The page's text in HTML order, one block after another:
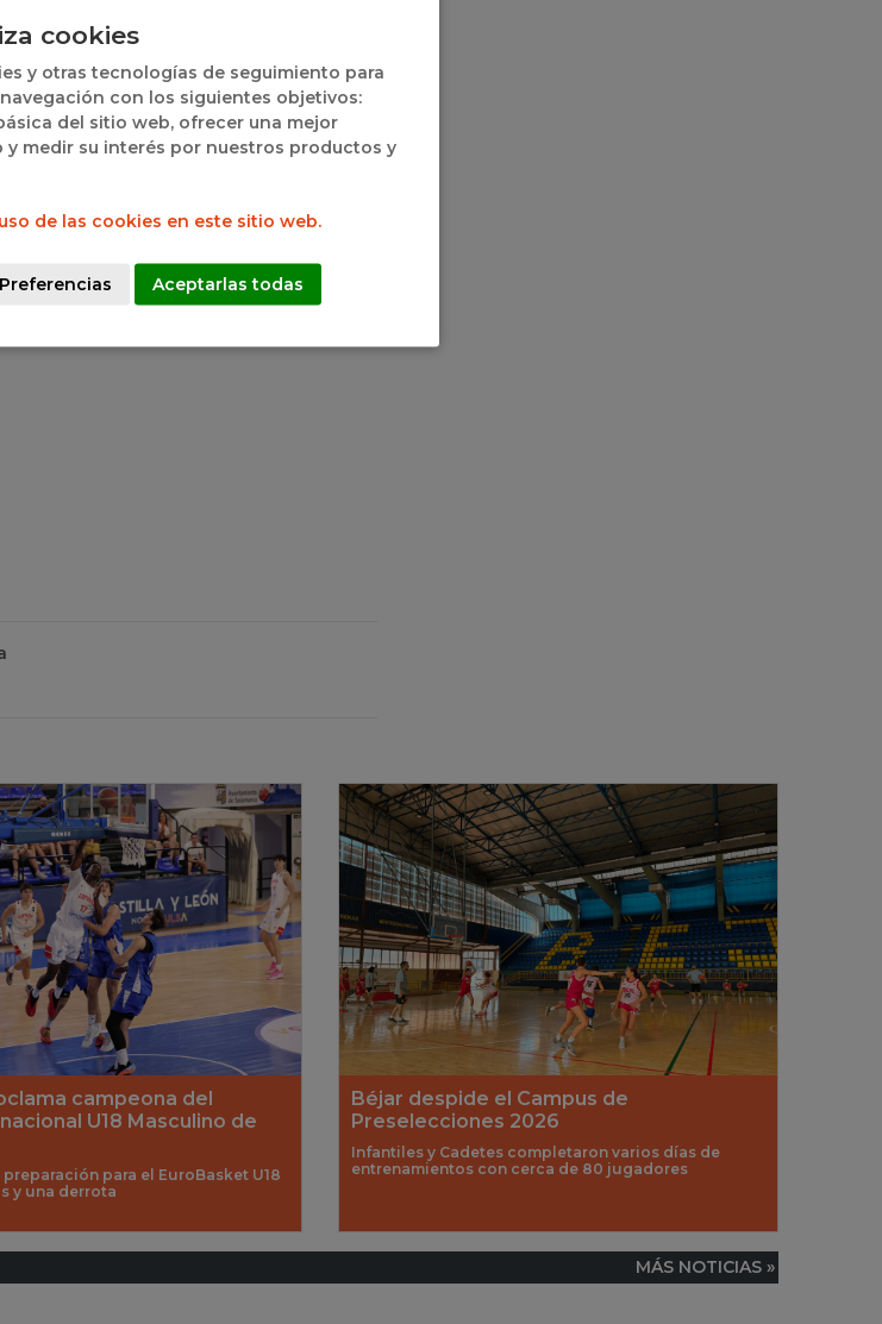
una estructura técnica común y unificada,
plazo.
su funcionamiento y objetivos puede
campeona del
U18 Masculino de
para el EuroBasket U18
y una derrota
Béjar despide el Campus de
Preselecciones 2026
Infantiles y Cadetes completaron varios días de
entrenamientos con cerca de 80 jugadores
MÁS NOTICIAS »
cookies
y otras tecnologías de seguimiento para
con los siguientes objetivos:
del sitio web, ofrecer una mejor
y medir su interés por nuestros productos y
de las cookies en este sitio web.
Preferencias Aceptarlas todas